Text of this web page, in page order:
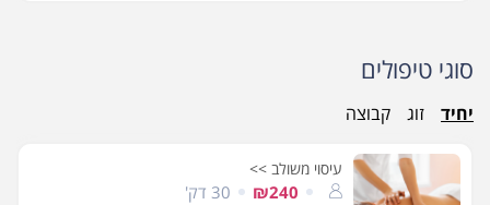
סוגי טיפולים
יחיד זוג קבוצה
עיסוי משולב >>
₪240
30 דק'